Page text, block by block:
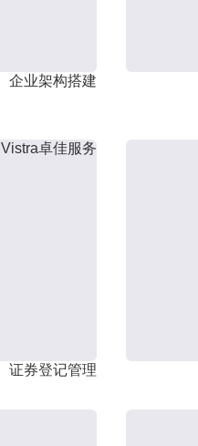
企业架构搭建
Vistra卓佳服务
证券登记管理